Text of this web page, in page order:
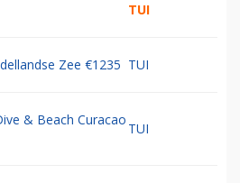
TUI
Zee €1235 TUI
& Beach Curacao
TUI